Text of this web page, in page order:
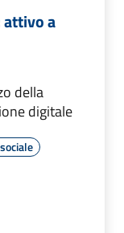
a
della
digitale